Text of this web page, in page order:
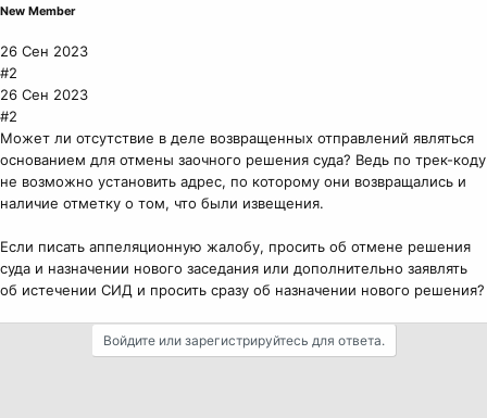
New Member
26 Сен 2023
#2
26 Сен 2023
#2
Может ли отсутствие в деле возвращенных отправлений являться
основанием для отмены заочного решения суда? Ведь по трек-коду
не возможно установить адрес, по которому они возвращались и
наличие отметку о том, что были извещения.
Если писать аппеляционную жалобу, просить об отмене решения
суда и назначении нового заседания или дополнительно заявлять
об истечении СИД и просить сразу об назначении нового решения?
Войдите или зарегистрируйтесь для ответа.